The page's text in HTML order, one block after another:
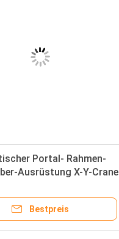
Portal- Rahmen-
Ausrüstung X-Y-Crane
Bestpreis